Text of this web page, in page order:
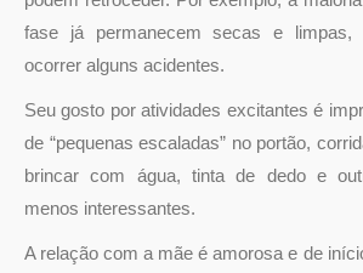
fase já permanecem secas e limpas,
ocorrer alguns acidentes.
Seu gosto por atividades excitantes é
de “pequenas escaladas” no portão,
brincar com água, tinta de dedo e
menos interessantes.
A relação com a mãe é amorosa e de